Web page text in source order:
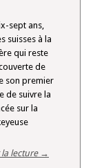
sept ans,
suisses à la
qui reste
de
son premier
de suivre la
sur la
lecture →